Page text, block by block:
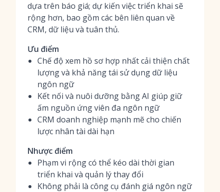
dựa trên báo giá; dự kiến việc triển khai sẽ
rộng hơn, bao gồm các bên liên quan về
CRM, dữ liệu và tuân thủ.
Ưu điểm
Chế độ xem hồ sơ hợp nhất cải thiện chất
lượng và khả năng tái sử dụng dữ liệu
ngôn ngữ
Kết nối và nuôi dưỡng bằng AI giúp giữ
ấm nguồn ứng viên đa ngôn ngữ
CRM doanh nghiệp mạnh mẽ cho chiến
lược nhân tài dài hạn
Nhược điểm
Phạm vi rộng có thể kéo dài thời gian
triển khai và quản lý thay đổi
Không phải là công cụ đánh giá ngôn ngữ